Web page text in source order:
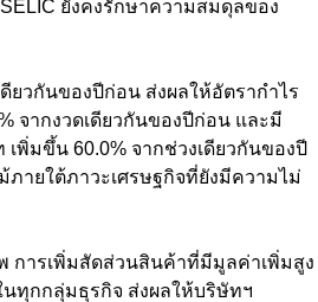
SELIC ยังคงรักษาความสมดุลของ
ยวกันของปีก่อน ส่งผลให้อัตรากำไร
จากงวดเดียวกันของปีก่อน และมี
พิ่มขึ้น 60.0% จากช่วงเดียวกันของปี
ายใต้ภาวะเศรษฐกิจที่ยังมีความไม่
ารเพิ่มสัดส่วนสินค้าที่มีมูลค่าเพิ่มสูง
ทุกกลุ่มธุรกิจ ส่งผลให้บริษัทฯ